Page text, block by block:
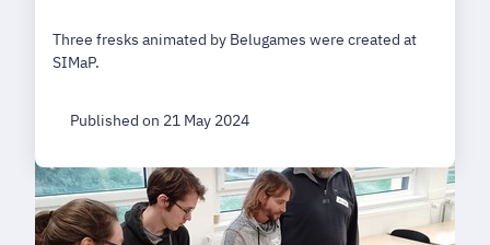
Three fresks animated by Belugames were created at
SIMaP.
Published on 21 May 2024